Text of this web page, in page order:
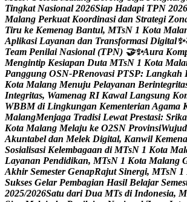
Tingkat Nasional 2026Siap Hadapi TPN 2026
Malang Perkuat Koordinasi dan Strategi Zon
Tiru ke Kemenag Bantul, MTsN 1 Kota Mala
Aplikasi Layanan dan Transformasi Digital✨
Team Penilai Nasional (TPN) ✨Aura Kom
Mengintip Kesiapan Duta MTsN 1 Kota Mala
Panggung OSN-PRenovasi PTSP: Langkah
Kota Malang Menuju Pelayanan Berintegrita
Integritas, Wamenag RI Kawal Langsung Ko
WBBM di Lingkungan Kementerian Agama
MalangMenjaga Tradisi Lewat Prestasi: Srika
Kota Malang Melaju ke O2SN ProvinsiWujud
Akuntabel dan Melek Digital, Kanwil Kemena
Sosialisasi Kelembagaan di MTsN 1 Kota Mal
Layanan Pendidikan, MTsN 1 Kota Malang
Akhir Semester GenapRajut Sinergi, MTsN 1
Sukses Gelar Pembagian Hasil Belajar Semes
2025/2026Satu dari Dua MTs di Indonesia, M